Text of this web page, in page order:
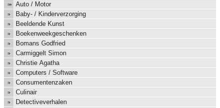
Auto / Motor
Baby- / Kinderverzorging
Beeldende Kunst
Boekenweekgeschenken
Bomans Godfried
Carmiggelt Simon
Christie Agatha
Computers / Software
Consumentenzaken
Culinair
Detectiveverhalen